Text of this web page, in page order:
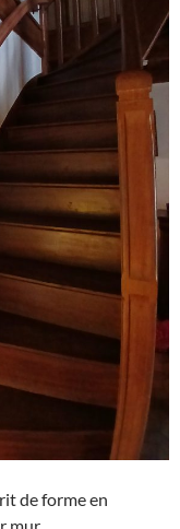
de forme en
mur.